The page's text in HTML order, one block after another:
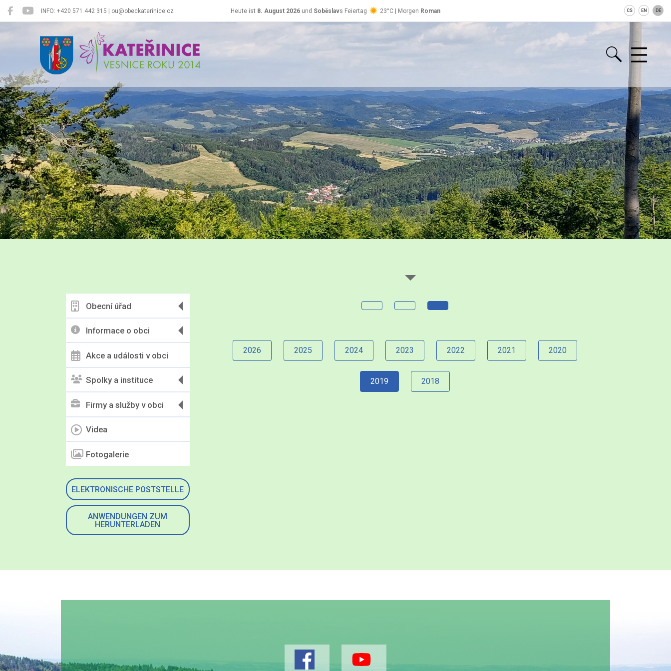
INFO: +420 571 442 315 | ou@obeckaterinice.cz Heute ist 8. August 2026 und Soběslavs Feiertag 23°C | Morgen Roman CS EN DE
Kateřinice
Obecní úřad
Informace o obci
Akce a události v obci
Spolky a instituce
Firmy a služby v obci
Videa
Fotogalerie
ELEKTRONISCHE POSTSTELLE
ANWENDUNGEN ZUM
HERUNTERLADEN
2026 2025 2024 2023 2022 2021 2020
2019 2018